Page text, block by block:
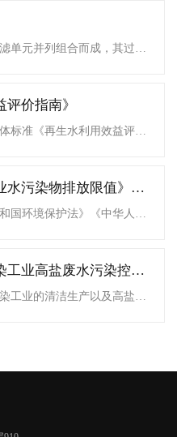
单元并列组合而成，其过滤
外侧，将截留在滤盘上的污
评价指南》
标准《再生水利用效益评价
污染物排放限值》
）
国环境保护法》《中华人民
工业高盐废水污染控制
工业的清洁生产以及高盐废